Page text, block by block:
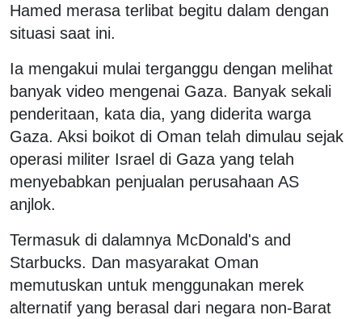
Hamed merasa terlibat begitu dalam dengan
situasi saat ini.
Ia mengakui mulai terganggu dengan melihat
banyak video mengenai Gaza. Banyak sekali
penderitaan, kata dia, yang diderita warga
Gaza. Aksi boikot di Oman telah dimulau sejak
operasi militer Israel di Gaza yang telah
menyebabkan penjualan perusahaan AS
anjlok.
Termasuk di dalamnya McDonald's and
Starbucks. Dan masyarakat Oman
memutuskan untuk menggunakan merek
alternatif yang berasal dari negara non-Barat